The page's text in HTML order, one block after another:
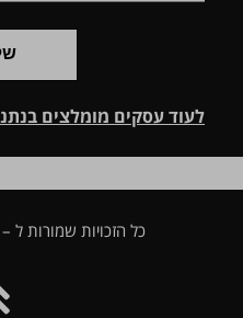
לעוד עסקים מומלצים
כל הזכויות שמורות ל